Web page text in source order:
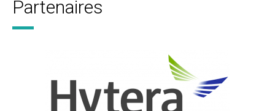
Partenaires